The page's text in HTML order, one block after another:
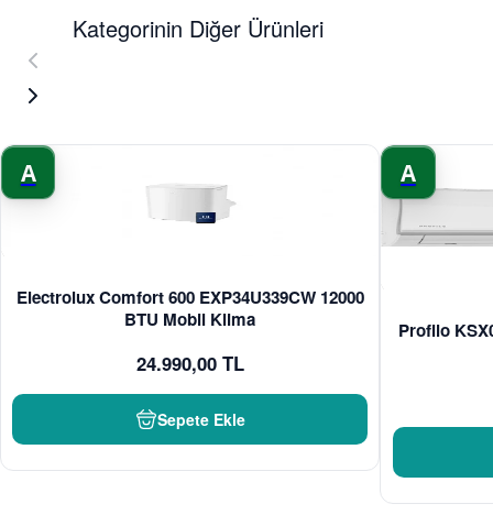
Kategorinin Diğer Ürünleri
A
Electrolux Comfort 600 EXP34U339CW 12000
BTU Mobil Klima
24.990,00 TL
Sepete Ekle
A
Profilo